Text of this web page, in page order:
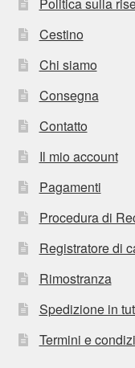
Cestino
Chi siamo
Consegna
Contatto
Il mio account
Pagamenti
Procedura di
Registratore di
Rimostranza
Spedizione in
Termini e